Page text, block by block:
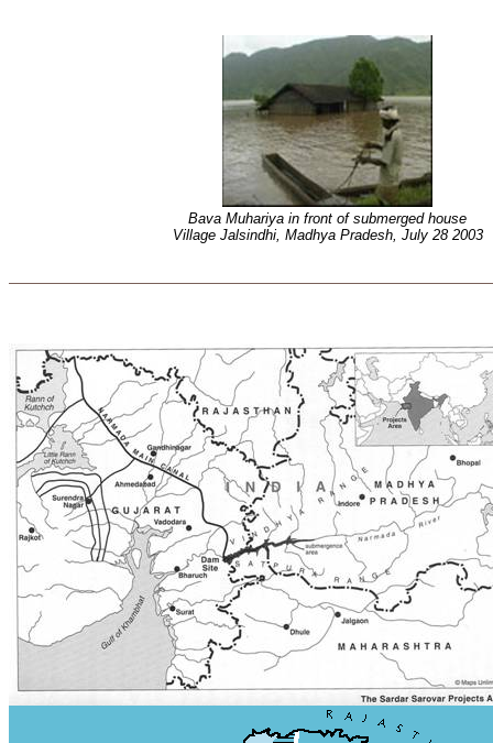
Bava Muhariya in front of submerged house
Village Jalsindhi, Madhya Pradesh, July 28 2003